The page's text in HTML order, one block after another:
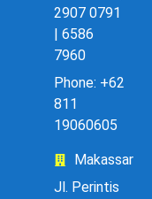
2907 0791
| 6586
7960
Phone: +62
811
19060605
Makassar
Jl. Perintis